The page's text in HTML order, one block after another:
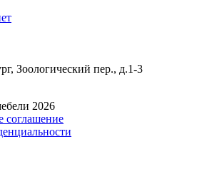
Зоологический пер., д.1-3
2026
соглашение